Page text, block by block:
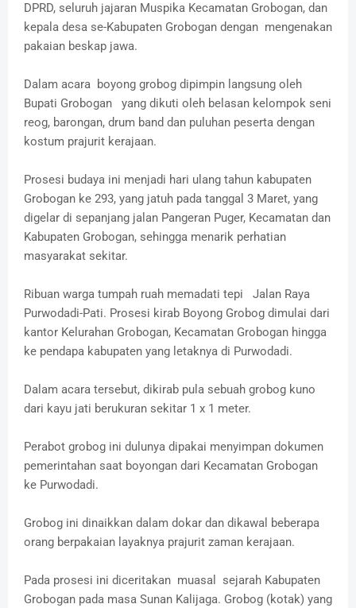
DPRD, seluruh jajaran Muspika Kecamatan Grobogan, dan
kepala desa se-Kabupaten Grobogan dengan mengenakan
pakaian beskap jawa.
Dalam acara boyong grobog dipimpin langsung oleh
Bupati Grobogan yang dikuti oleh belasan kelompok seni
reog, barongan, drum band dan puluhan peserta dengan
kostum prajurit kerajaan.
Prosesi budaya ini menjadi hari ulang tahun kabupaten
Grobogan ke 293, yang jatuh pada tanggal 3 Maret, yang
digelar di sepanjang jalan Pangeran Puger, Kecamatan dan
Kabupaten Grobogan, sehingga menarik perhatian
masyarakat sekitar.
Ribuan warga tumpah ruah memadati tepi Jalan Raya
Purwodadi-Pati. Prosesi kirab Boyong Grobog dimulai dari
kantor Kelurahan Grobogan, Kecamatan Grobogan hingga
ke pendapa kabupaten yang letaknya di Purwodadi.
Dalam acara tersebut, dikirab pula sebuah grobog kuno
dari kayu jati berukuran sekitar 1 x 1 meter.
Perabot grobog ini dulunya dipakai menyimpan dokumen
pemerintahan saat boyongan dari Kecamatan Grobogan
ke Purwodadi.
Grobog ini dinaikkan dalam dokar dan dikawal beberapa
orang berpakaian layaknya prajurit zaman kerajaan.
Pada prosesi ini diceritakan muasal sejarah Kabupaten
Grobogan pada masa Sunan Kalijaga. Grobog (kotak) yang